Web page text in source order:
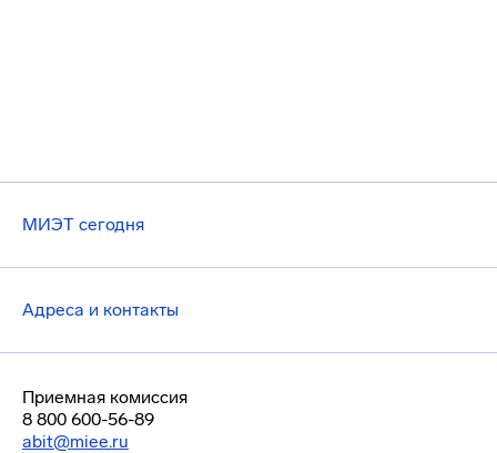
МИЭТ сегодня
Адреса и контакты
Приемная комиссия
8 800 600-56-89
abit@miee.ru